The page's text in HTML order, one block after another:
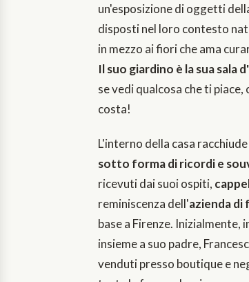
un'esposizione di oggetti
disposti nel loro contesto
in mezzo ai fiori che ama
Il suo giardino è la sua sala
se vedi qualcosa che ti
costa!
L'interno della casa racchiude
sotto forma di ricordi e
ricevuti dai suoi ospiti,
reminiscenza dell'aziendadi
base a Firenze. Inizialmente,
insieme a suo padre,
venduti presso boutique e